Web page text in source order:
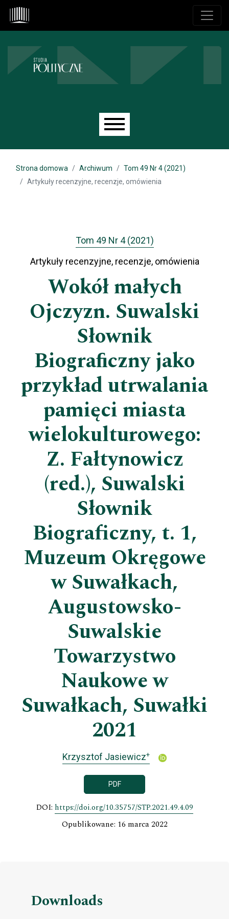
Przejdź do głównego menu
Przejdź do sekcji głównej
Przejdź do stopki
Main menu
Strona domowa Archiwum
Tom 49 Nr 4 (2021)
Artykuły recenzyjne, recenzje, omówienia
Tom 49 Nr 4 (2021)
Artykuły recenzyjne, recenzje, omówienia
Wokół małych
Ojczyzn. Suwalski
Słownik
Biograﬁczny jako
przykład utrwalania
pamięci miasta
wielokulturowego:
Z. Fałtynowicz
(red.), Suwalski
Słownik
Biograficzny, t. 1,
Muzeum Okręgowe
w Suwałkach,
Augustowsko-
Suwalskie
Towarzystwo
Naukowe w
Suwałkach, Suwałki
2021
Krzysztof Jasiewicz+
PDF
DOI: https://doi.org/10.35757/STP.2021.49.4.09
Opublikowane: 16 marca 2022
Downloads